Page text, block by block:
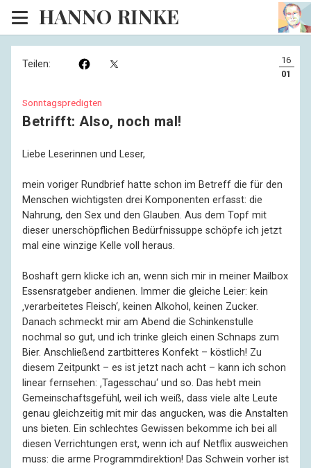
HANNO RINKE
Heim
EISINSEL
Sonntagspredigten
Blog
Lesesaal
Hörsaal
Kinosaal
Teilen:
16
01
Sonntagspredigten
Betrifft: Also, noch mal!
Liebe Leserinnen und Leser,
mein voriger Rundbrief hatte schon im Betreff die für den
Menschen wichtigsten drei Komponenten erfasst: die
Nahrung, den Sex und den Glauben. Aus dem Topf mit
dieser unerschöpflichen Bedürfnissuppe schöpfe ich jetzt
mal eine winzige Kelle voll heraus.
Boshaft gern klicke ich an, wenn sich mir in meiner Mailbox
Essensratgeber andienen. Immer die gleiche Leier: kein
‚verarbeitetes Fleisch‘, keinen Alkohol, keinen Zucker.
Danach schmeckt mir am Abend die Schinkenstulle
nochmal so gut, und ich trinke gleich einen Schnaps zum
Bier. Anschließend zartbitteres Konfekt – köstlich! Zu
diesem Zeitpunkt – es ist jetzt nach acht – kann ich schon
linear fernsehen: ‚Tagesschau‘ und so. Das hebt mein
Gemeinschaftsgefühl, weil ich weiß, dass viele alte Leute
genau gleichzeitig mit mir das angucken, was die Anstalten
uns bieten. Ein schlechtes Gewissen bekomme ich bei all
diesen Verrichtungen erst, wenn ich auf Netflix ausweichen
muss: die arme Programmdirektion! Das Schwein vorher ist